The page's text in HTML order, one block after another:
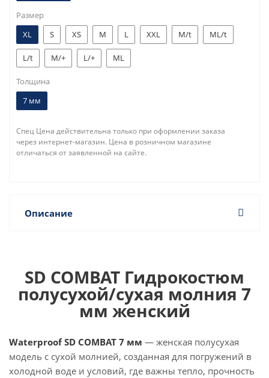
Размер
XL
S XS M L XXL M/t ML/t
L/t M/+ L/+ ML
Толщина
7 мм
Спец Цена действительна только при оформлении заказа
через интернет-магазин. Цена в розничном магазине
отличаться от заявленной на сайте.
Описание
SD COMBAT Гидрокостюм
полусухой/сухая молния 7
мм женский
Waterproof SD COMBAT 7 мм — женская полусухая
модель с сухой молнией, созданная для погружений в
холодной воде и условий, где важны тепло, прочность